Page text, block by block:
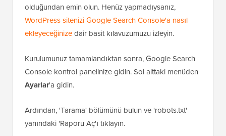
şimdi bu özelliği anaGoogle Search Console
raporlarına entegre ettiler.
olduğundan emin olun. Henüz yapmadıysanız,
WordPress sitenizi Google Search Console'a nasıl
ekleyeceğinizedair basit kılavuzumuzu izleyin.
Kurulumunuz tamamlandıktan sonra, Google Search
Console kontrol panelinize gidin. Sol alttaki menüden